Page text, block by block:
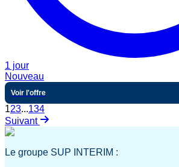
1 jour
Nouveau
Voir l'offre
123...134
Suivant
Le groupe SUP INTERIM :